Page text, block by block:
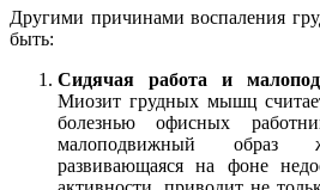
Другими причинами воспаления
быть:
Сидячая работа и
Миозит грудных мышц
болезнью офисных
малоподвижный образ
развивающаяся на фоне